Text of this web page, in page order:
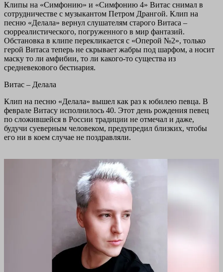
Клипы на «Симфонию» и «Симфонию 4» Витас снимал в
сотрудничестве с музыкантом Петром Дрангой. Клип на
песню «Делала» вернул слушателям старого Витаса –
сюрреалистического, погруженного в мир фантазий.
Обстановка в клипе перекликается с «Оперой №2», только
герой Витаса теперь не скрывает жабры под шарфом, а носит
маску то ли амфибии, то ли какого-то существа из
средневекового бестиария.
Витас – Делала
Клип на песню «Делала» вышел как раз к юбилею певца. В
феврале Витасу исполнилось 40. Этот день рождения певец
по сложившейся в России традиции не отмечал и даже,
будучи суеверным человеком, предупредил близких, чтобы
его ни в коем случае не поздравляли.